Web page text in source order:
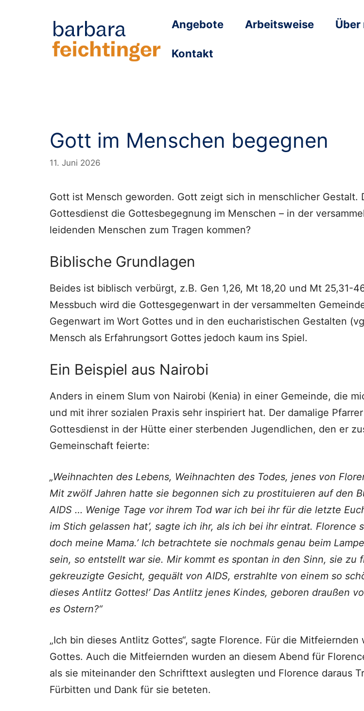
Angebote Arbeitsweise Über
Kontakt
Gott im Menschen begegnen
11. Juni 2026
Gott ist Mensch geworden. Gott zeigt sich in menschlicher Gestalt.
Gottesdienst die Gottesbegegnung im Menschen – in der
leidenden Menschen zum Tragen kommen?
Biblische Grundlagen
Beides ist biblisch verbürgt, z.B. Gen 1,26, Mt 18,20 und Mt 25,31-
Messbuch wird die Gottesgegenwart in der versammelten
Gegenwart im Wort Gottes und in den eucharistischen Gestalten
Mensch als Erfahrungsort Gottes jedoch kaum ins Spiel.
Ein Beispiel aus Nairobi
Anders in einem Slum von Nairobi (Kenia) in einer Gemeinde, die
und mit ihrer sozialen Praxis sehr inspiriert hat. Der damalige
Gottesdienst in der Hütte einer sterbenden Jugendlichen, den er
Gemeinschaft feierte:
„Weihnachten des Lebens, Weihnachten des Todes, jenes von
Mit zwölf Jahren hatte sie begonnen sich zu prostituieren auf den
AIDS … Wenige Tage vor ih­rem Tod war ich bei ihr für die letzte
im Stich gelassen hat’, sagte ich ihr, als ich bei ihr eintrat.
doch meine Mama.’ Ich betrachtete sie nochmals genau beim
sein, so entstellt war sie. Mir kommt es spontan in den Sinn, sie zu
gekreuzigte Gesicht, gequält von AIDS, erstrahlte von einem so
dieses Antlitz Gottes!’ Das Antlitz jenes Kindes, geboren draußen
es Ostern?“
„Ich bin dieses Antlitz Gottes“, sagte Florence. Für die
Gottes. Auch die Mitfeiernden wurden an diesem Abend für
als sie miteinander den Schrifttext auslegten und Florence daraus
Fürbitten und Dank für sie beteten.